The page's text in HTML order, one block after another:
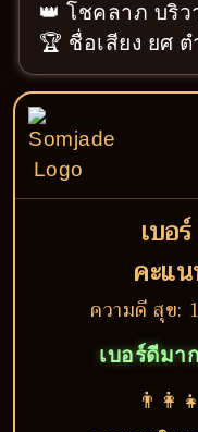
👑 โชคลาภ บริว
🏆 ชื่อเสียง ยศ
เบอ
คะแ
ความดี สุข:
เบอร์ดีมา